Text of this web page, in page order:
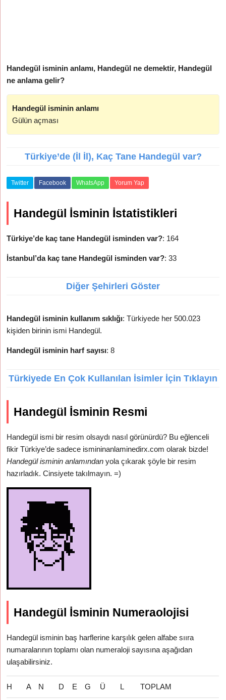
Handegül isminin anlamı, Handegül ne demektir, Handegül
ne anlama gelir?
Handegül isminin anlamı
Gülün açması
Türkiye’de (İl İl), Kaç Tane Handegül var?
Twitter Facebook WhatsApp Yorum Yap
Handegül İsminin İstatistikleri
Türkiye’de kaç tane Handegül isminden var?: 164
İstanbul’da kaç tane Handegül isminden var?: 33
Diğer Şehirleri Göster
Handegül isminin kullanım sıklığı: Türkiyede her 500.023
kişiden birinin ismi Handegül.
Handegül isminin harf sayısı: 8
Türkiyede En Çok Kullanılan İsimler İçin Tıklayın
Handegül İsminin Resmi
Handegül ismi bir resim olsaydı nasıl görünürdü? Bu eğlenceli
fikir Türkiye’de sadece ismininanlaminedirx.com olarak bizde!
Handegül isminin anlamından yola çıkarak şöyle bir resim
hazırladık. Cinsiyete takılmayın. =)
Handegül İsminin Numeraolojisi
Handegül isminin baş harflerine karşılık gelen alfabe sııra
numaralarının toplamı olan numeraloji sayısına aşağıdan
ulaşabilirsiniz.
H A N D E G Ü L TOPLAM